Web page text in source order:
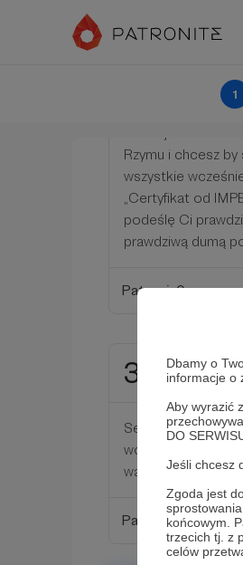
Dbamy o
informacje o
Aby wyrazić
DO
Jeśli chcesz
Zgoda jest
końcowym.
trzecich tj. z
celów
1
Rzymu i chcesz by
wszystkie
„Certyfikat od
podeślę Ci
prawdziwą dumą
Patroni: 0
300 zł
Senat i Lud
wcześniejsze
wartościową
Patroni: 0